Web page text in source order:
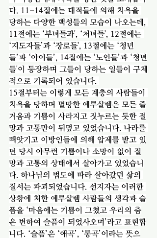
다. 11-14절에는 대적들에 의해 치욕을
당하는 다양한 백성들의 모습이 나오는데,
11절에는 ‘부녀들과', ‘처녀들', 12절에는
‘지도자들’과 ‘장로들', 13절에는 ‘청년
들’과 ‘아이들’, 14절에는 ‘노인들’과 ‘청년
들'이 등장하며 그들이 당하는 일들이 구체
적으로 기록되어 있습니다.
15절부터는 이렇게 모든 계층의 사람들이
치욕을 당하며 멸망한 예루살렘은 모든 즐
거움과 기쁨이 사라지고 짓누르는 듯한 절
망과 고통만이 뒤덮고 있었습니다. 나라를
빼앗기고 이방인들에 의해 압제를 받고 있
던 당시 아무런 기쁨이나 소망이 없이 절
망과 고통의 상태에서 살아가고 있었습니
다. 하나님의 법도에 따라 살아갔던 삶의
질서는 파괴되었습니다. 선지자는 이러한
상황에 처한 예루살렘 사람들의 생각과 슬
픔을 ‘마음에는 기쁨이 그쳤고 우리의 춤
은 변하여 슬픔이 되었사오며’라고 표현합
니다. ‘슬픔’은 ‘애곡’, ‘통곡’이라는 뜻으